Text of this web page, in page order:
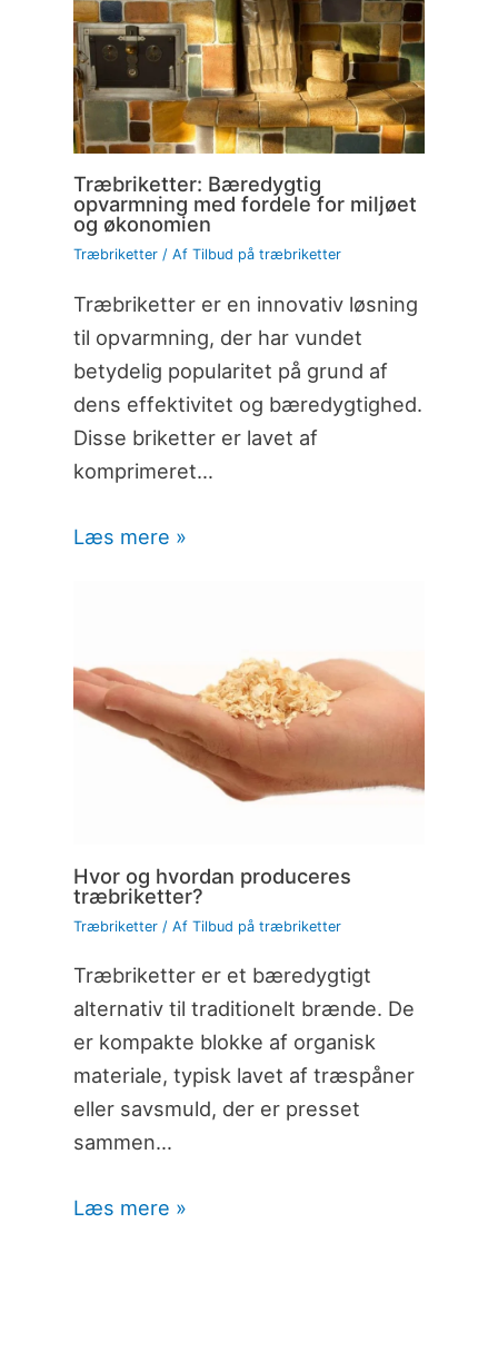
Træbriketter: Bæredygtig
opvarmning med fordele for miljøet
og økonomien
Træbriketter/ Af Tilbud på træbriketter
Træbriketter er en innovativ løsning
til opvarmning, der har vundet
betydelig popularitet på grund af
dens effektivitet og bæredygtighed.
Disse briketter er lavet af
komprimeret…
Læs mere »
Hvor og hvordan produceres
træbriketter?
Træbriketter/ Af Tilbud på træbriketter
Træbriketter er et bæredygtigt
alternativ til traditionelt brænde. De
er kompakte blokke af organisk
materiale, typisk lavet af træspåner
eller savsmuld, der er presset
sammen…
Læs mere »